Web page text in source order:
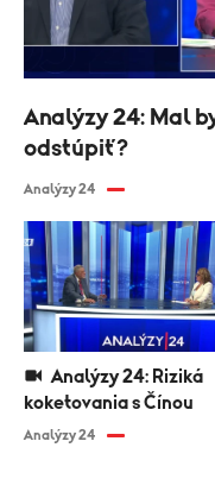
koketovania s Čínou
Analýzy 24
Analýzy 24: Mal
odstúpiť?
Analýzy 24